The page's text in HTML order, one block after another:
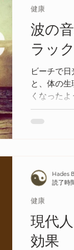
波の
ラッ
ビーチで
と、体の
くなった
を感じなが
聴くことが
健康
現代
効果
健康
Hades
読了時